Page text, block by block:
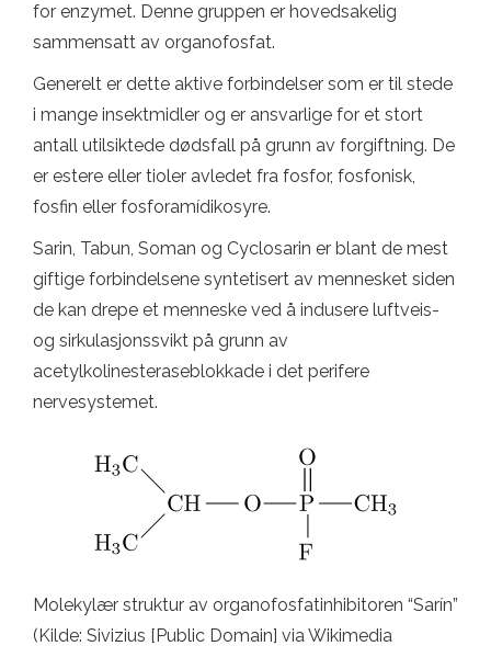
for enzymet. Denne gruppen er hovedsakelig
sammensatt av organofosfat.
Generelt er dette aktive forbindelser som er til stede
i mange insektmidler og er ansvarlige for et stort
antall utilsiktede dødsfall på grunn av forgiftning. De
er estere eller tioler avledet fra fosfor, fosfonisk,
fosfin eller fosforamídikosyre.
Sarin, Tabun, Soman og Cyclosarin er blant de mest
giftige forbindelsene syntetisert av mennesket siden
de kan drepe et menneske ved å indusere luftveis-
og sirkulasjonssvikt på grunn av
acetylkolinesteraseblokkade i det perifere
nervesystemet.
Molekylær struktur av organofosfatinhibitoren “Sarín”
(Kilde: Sivizius [Public Domain] via Wikimedia